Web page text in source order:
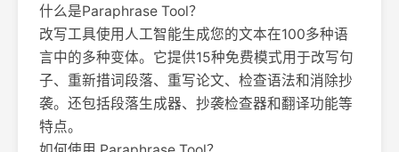
什么是Paraphrase Tool？
改写工具使用人工智能生成您的文本在100多种语
言中的多种变体。它提供15种免费模式用于改写句
子、重新措词段落、重写论文、检查语法和消除抄
袭。还包括段落生成器、抄袭检查器和翻译功能等
特点。